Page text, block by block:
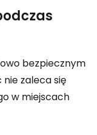
bezpiecznym
zaleca się
w miejscach